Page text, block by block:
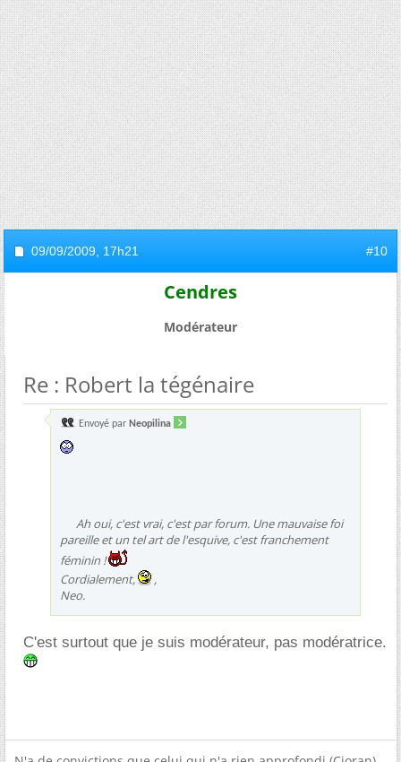
09/09/2009, 17h21 #10
Cendres
Modérateur
Re : Robert la tégénaire
Envoyé par Neopilina
Ah oui, c'est vrai, c'est par forum. Une mauvaise foi
pareille et un tel art de l'esquive, c'est franchement
féminin !
Cordialement,
,
Neo.
C'est surtout que je suis modérateur, pas modératrice.